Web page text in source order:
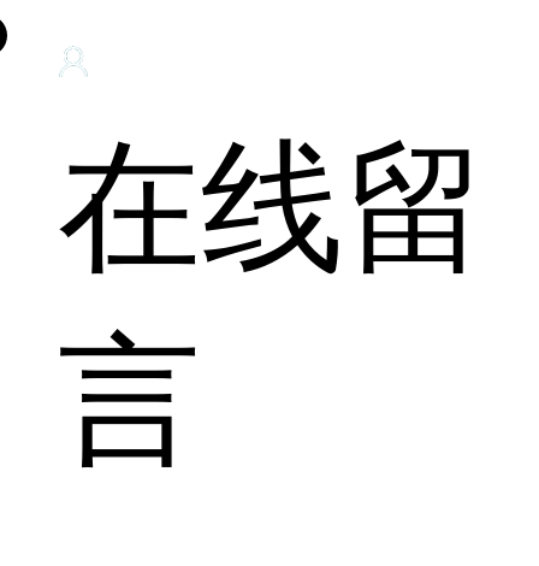
在线留
言